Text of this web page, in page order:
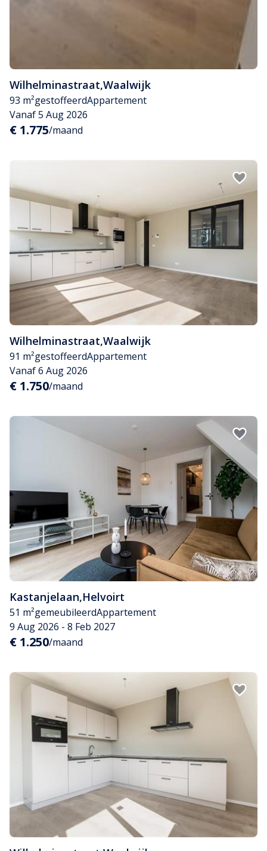
Wilhelminastraat,Waalwijk
93 m²gestoffeerdAppartement
Vanaf 5 Aug 2026
€ 1.775/maand
Wilhelminastraat,Waalwijk
91 m²gestoffeerdAppartement
Vanaf 6 Aug 2026
€ 1.750/maand
Kastanjelaan,Helvoirt
51 m²gemeubileerdAppartement
9 Aug 2026 - 8 Feb 2027
€ 1.250/maand